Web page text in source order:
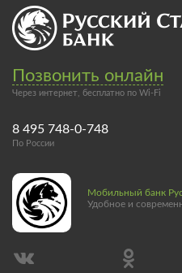
Позвонить онлайн
Через интернет, бесплатно по Wi-Fi
8 495 748-0-748
По России
Мобильный банк
Удобное и